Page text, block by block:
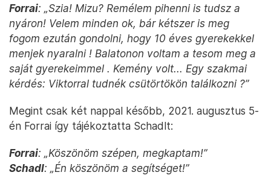
Forrai: „Szia! Mizu? Remélem pihenni is tudsz a
nyáron! Velem minden ok, bár kétszer is meg
fogom ezután gondolni, hogy 10 éves gyerekekkel
menjek nyaralni ! Balatonon voltam a tesom meg a
saját gyerekeimmel . Kemény volt... Egy szakmai
kérdés: Viktorral tudnék csütörtökön találkozni ?”
Megint csak két nappal később, 2021. augusztus 5-
én Forrai így tájékoztatta Schadlt:
Forrai: „Köszönöm szépen, megkaptam!”
Schadl: „Én köszönöm a segítséget!”